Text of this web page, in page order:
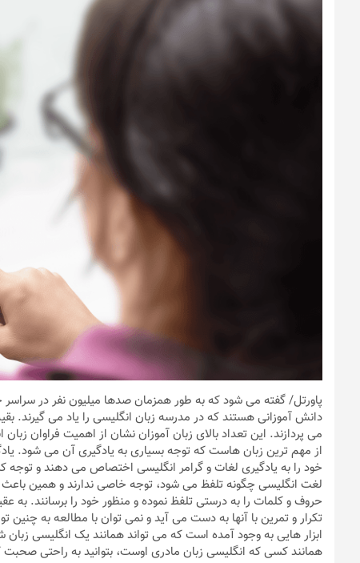
پاورتل/ گفته می شود که به طور همزمان صدها میلیون نفر در سراسر
دانش آموزانی هستند که در مدرسه زبان انگلیسی را یاد می گیرند.
می پردازند. این تعداد بالای زبان آموزان نشان از اهمیت فراوان
از مهم ترین زبان هاست که توجه بسیاری به یادگیری آن می شود.
خود را به یادگیری لغات و گرامر انگلیسی اختصاص می دهند و
لغت انگلیسی چگونه تلفظ می شود، توجه خاصی ندارند و همین باعث
حروف و کلمات را به درستی تلفظ نموده و منظور خود را برسانند. به
تکرار و تمرین با آنها به دست می آید و نمی توان با مطالعه به
ابزار هایی به وجود آمده است که می تواند همانند یک انگلیسی
همانند کسی که انگلیسی زبان مادری اوست، بتوانید به راحتی صحبت